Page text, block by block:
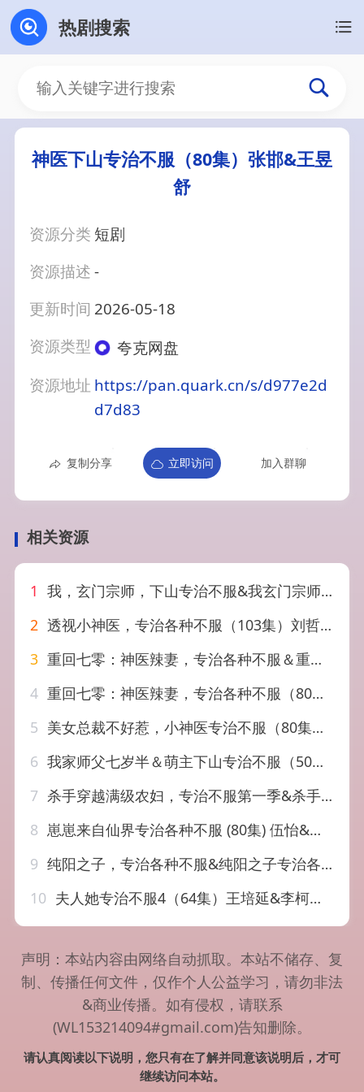
热剧搜索
神医下山专治不服（80集）张邯&王昱
舒
资源分类 短剧
资源描述-
更新时间 2026-05-18
资源类型
夸克网盘
资源地址 https://pan.quark.cn/s/d977e2d
d7d83
复制分享 立即访问 加入群聊
相关资源
1 我，玄门宗师，下山专治不服&我玄门宗师下山专治不服（70集）朱宏钊&张子唯
2 透视小神医，专治各种不服（103集）刘哲宇&叶一宁
3 重回七零：神医辣妻，专治各种不服＆重回七零神医辣妻专治各种不服（80集）谭熙哲＆罗永瑶
4 重回七零：神医辣妻，专治各种不服（80集）谭熙哲＆罗永瑶
5 美女总裁不好惹，小神医专治不服（80集）陈彦霖&金瞳
6 我家师父七岁半＆萌主下山专治不服（50集）
7 杀手穿越满级农妇，专治不服第一季&杀手穿越满级农妇专治不服第一季（124集）AI短剧
8 崽崽来自仙界专治各种不服 (80集) 伍怡&尚释逸
9 纯阳之子，专治各种不服&纯阳之子专治各种不服（78集）刘国豪&陈洁蕾
10 夫人她专治不服4（64集）王培延&李柯以&李若彤
声明：本站内容由网络自动抓取。本站不储存、复
制、传播任何文件，仅作个人公益学习，请勿非法
&商业传播。如有侵权，请联系
(WL153214094#gmail.com)告知删除。
请认真阅读以下说明，您只有在了解并同意该说明后，才可
继续访问本站。